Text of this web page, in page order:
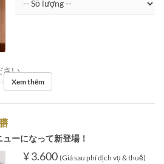
さい。
Ghế テーブル
Xem thêm
ーになって新登場！
¥ 3.600 (Giá sau phí dịch vụ & thuế)